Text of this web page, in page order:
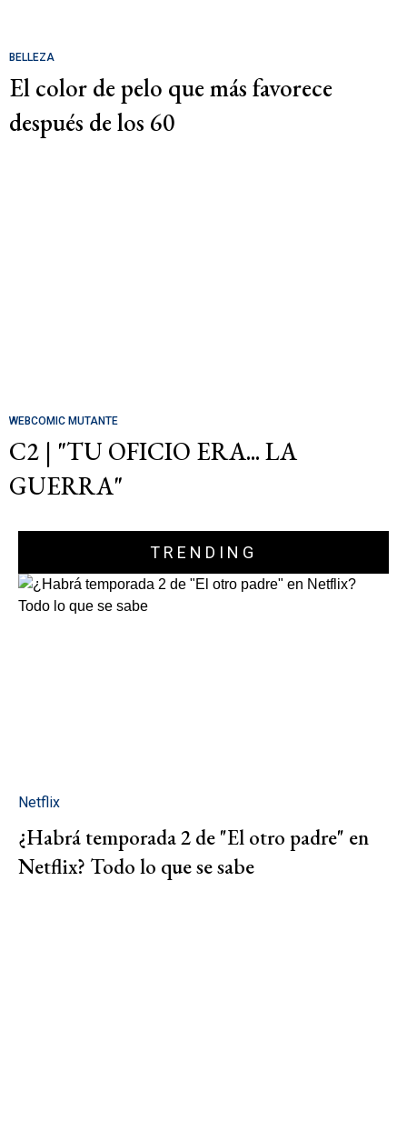
BELLEZA
El color de pelo que más favorece
después de los 60
WEBCOMIC MUTANTE
C2 | "TU OFICIO ERA... LA
GUERRA"
TRENDING
Netflix
¿Habrá temporada 2 de "El otro padre" en
Netflix? Todo lo que se sabe